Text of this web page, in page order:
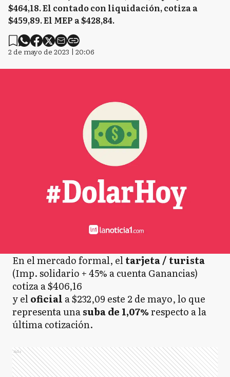
$464,18. El contado con liquidación, cotiza a
$459,89. El MEP a $428,84.
2 de mayo de 2023 | 20:06
En el mercado formal, eltarjeta / turista
(Imp. solidario + 45% a cuenta Ganancias)
cotiza a $406,16
y eloficial a $232,09 este 2 de mayo, lo que
representa unasuba de 1,07%respecto a la
última cotización.
Ads